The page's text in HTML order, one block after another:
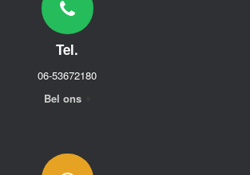
Tel.
06-53672180
Bel ons